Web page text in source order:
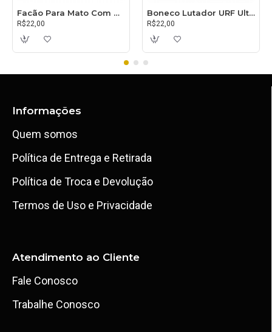
Facão Para Mato Com Cabo 30cm
R$22,00
Boneco Lutador URF Ultimate
R$22,00
Informações
Quem somos
Política de Entrega e Retirada
Política de Troca e Devolução
Termos de Uso e Privacidade
Atendimento ao Cliente
Fale Conosco
Trabalhe Conosco